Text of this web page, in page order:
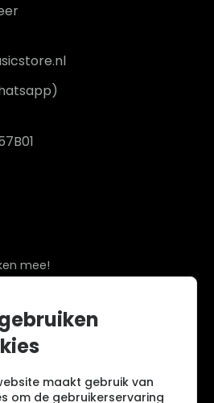
mee!
maakt gebruik van
om de gebruikerservaring